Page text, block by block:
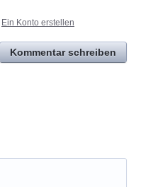
Ein Konto erstellen
Kommentar schreiben